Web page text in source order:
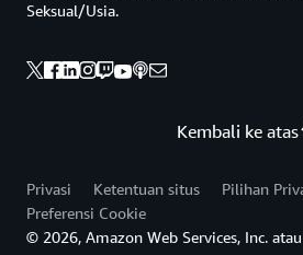
Kembali ke atas
Seksual/Usia.
Privasi Ketentuan situs
Pilihan
Preferensi Cookie
© 2026, Amazon Web Services, Inc.